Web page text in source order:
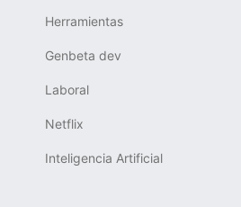
Herramientas
Genbeta dev
Laboral
Netflix
Inteligencia Artificial